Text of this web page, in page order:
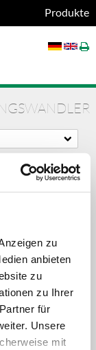
zu
anbieten
zu
zu Ihrer
für
Unsere
mit
Produkte